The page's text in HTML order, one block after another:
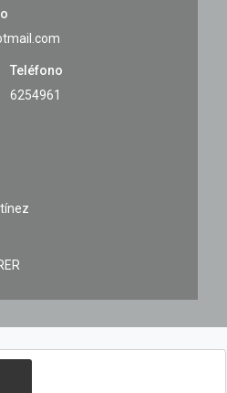
Teléfono
6254961